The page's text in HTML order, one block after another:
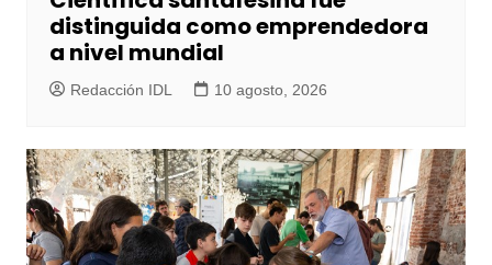
distinguida como emprendedora
a nivel mundial
Redacción IDL 10 agosto, 2026